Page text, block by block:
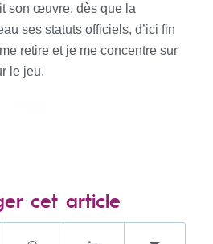
son œuvre, dès que la
ses statuts officiels, d’ici fin
retire et je me concentre sur
le jeu.
cet article